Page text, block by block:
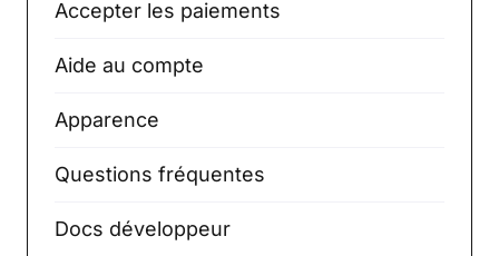
Accepter les paiements
Aide au compte
Apparence
Questions fréquentes
Docs développeur